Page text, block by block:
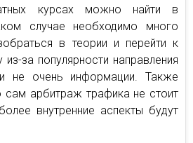
курсах можно найти в
случае необходимо много
в теории и перейти к
из-за популярности направления
не очень информации. Также
сам арбитраж трафика не стоит
внутренние аспекты будут